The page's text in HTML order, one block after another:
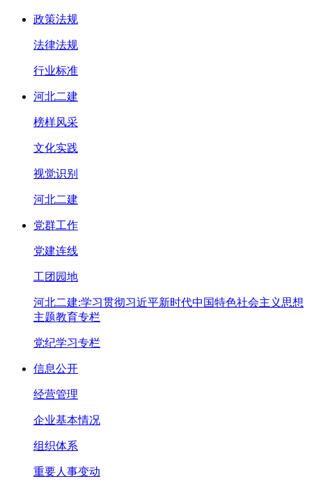
政策法规
法律法规
行业标准
河北二建
榜样风采
文化实践
视觉识别
河北二建
党群工作
党建连线
工团园地
河北二建:学习贯彻习近平新时代中国特色社会主义思想
主题教育专栏
党纪学习专栏
信息公开
经营管理
企业基本情况
组织体系
重要人事变动